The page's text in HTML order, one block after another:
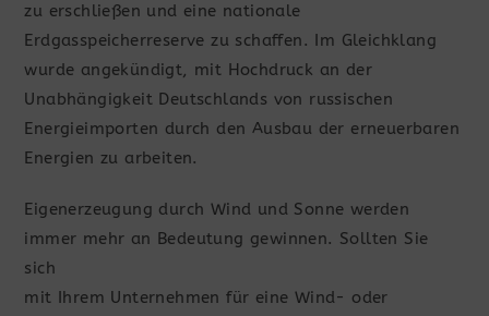
zu erschließen und eine nationale
Erdgasspeicherreserve zu schaffen. Im Gleichklang
wurde angekündigt, mit Hochdruck an der
Unabhängigkeit Deutschlands von russischen
Energieimporten durch den Ausbau der erneuerbaren
Energien zu arbeiten.
Eigenerzeugung durch Wind und Sonne werden
immer mehr an Bedeutung gewinnen. Sollten Sie
sich
mit Ihrem Unternehmen für eine Wind- oder